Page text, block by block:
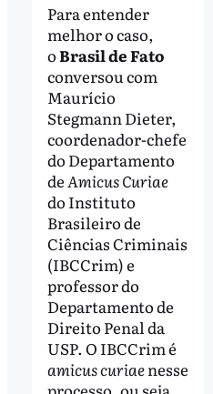
Para entender
melhor o caso,
oBrasil de Fato
conversou com
Maurício
Stegmann Dieter,
coordenador-chefe
do Departamento
de Amicus Curiae
do Instituto
Brasileiro de
Ciências Criminais
(IBCCrim) e
professor do
Departamento de
Direito Penal da
USP. O IBCCrim é
amicus curiaenesse